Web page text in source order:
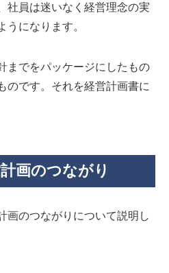
社員は迷いなく経営理念の実
うになります。
までをパッケージにしたもの
のです。それを経営計画書に
画のつながり
画のつながりについて説明し